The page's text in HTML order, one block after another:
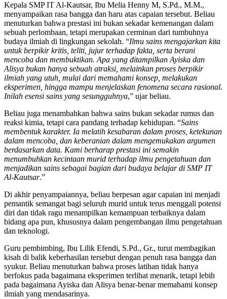
Kepala SMP IT Al-Kautsar, Ibu Melia Henny M, S.Pd., M.M.,
menyampaikan rasa bangga dan haru atas capaian tersebut. Beliau
menuturkan bahwa prestasi ini bukan sekadar kemenangan dalam
sebuah perlombaan, tetapi merupakan cerminan dari tumbuhnya
budaya ilmiah di lingkungan sekolah. “Ilmu sains mengajarkan kita
untuk berpikir kritis, teliti, jujur terhadap fakta, serta berani
mencoba dan membuktikan. Apa yang ditampilkan Ayiska dan
Alisya bukan hanya sebuah atraksi, melainkan proses berpikir
ilmiah yang utuh, mulai dari memahami konsep, melakukan
eksperimen, hingga mampu menjelaskan fenomena secara rasional.
Inilah esensi sains yang sesungguhnya,” ujar beliau.
Beliau juga menambahkan bahwa sains bukan sekadar rumus dan
reaksi kimia, tetapi cara pandang terhadap kehidupan. “Sains
membentuk karakter. Ia melatih kesabaran dalam proses, ketekunan
dalam mencoba, dan keberanian dalam mengemukakan argumen
berdasarkan data. Kami berharap prestasi ini semakin
menumbuhkan kecintaan murid terhadap ilmu pengetahuan dan
menjadikan sains sebagai bagian dari budaya belajar di SMP IT
Al-Kautsar.”
Di akhir penyampaiannya, beliau berpesan agar capaian ini menjadi
pemantik semangat bagi seluruh murid untuk terus menggali potensi
diri dan tidak ragu menampilkan kemampuan terbaiknya dalam
bidang apa pun, khususnya dalam pengembangan ilmu pengetahuan
dan teknologi.
Guru pembimbing, Ibu Lilik Efendi, S.Pd., Gr., turut membagikan
kisah di balik keberhasilan tersebut dengan penuh rasa bangga dan
syukur. Beliau menuturkan bahwa proses latihan tidak hanya
berfokus pada bagaimana eksperimen terlihat menarik, tetapi lebih
pada bagaimana Ayiska dan Alisya benar-benar memahami konsep
ilmiah yang mendasarinya.